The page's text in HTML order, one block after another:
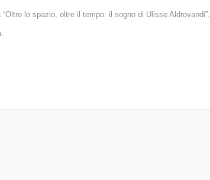
lo spazio, oltre il tempo: il sogno di Ulisse Aldrovandi”.